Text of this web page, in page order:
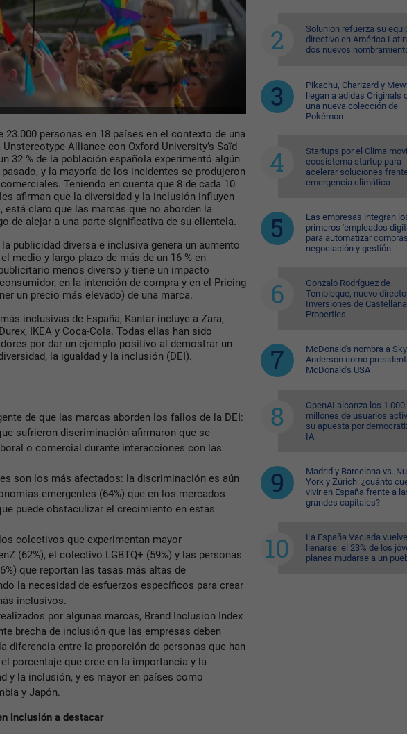
23.000 personas en 18 países en el contexto de una
Alliance con Oxford University’s Saïd
32 % de la población española experimentó algún
y la mayoría de los incidentes se produjeron
Teniendo en cuenta que 8 de cada 10
afirman que la diversidad y la inclusión influyen
está claro que las marcas que no aborden la
de alejar a una parte significativa de su clientela.
publicidad diversa e inclusiva genera un aumento
medio y largo plazo de más de un 16 % en
menos diverso y tiene un impacto
en la intención de compra y en el Pricing
un precio más elevado) de una marca.
inclusivas de España, Kantar incluye a Zara,
IKEA y Coca-Cola. Todas ellas han sido
por dar un ejemplo positivo al demostrar un
la igualdad y la inclusión (DEI).
de que las marcas aborden los fallos de la DEI:
sufrieron discriminación afirmaron que se
o comercial durante interacciones con las
son los más afectados: la discriminación es aún
emergentes (64%) que en los mercados
puede obstaculizar el crecimiento en estas
colectivos que experimentan mayor
(62%), el colectivo LGBTQ+ (59%) y las personas
que reportan las tasas más altas de
la necesidad de esfuerzos específicos para crear
inclusivos.
por algunas marcas, Brand Inclusion Index
brecha de inclusión que las empresas deben
diferencia entre la proporción de personas que han
porcentaje que cree en la importancia y la
y la inclusión, y es mayor en países como
y Japón.
inclusión a destacar
Solunion refuerza su
directivo en América
dos nuevos
Pikachu, Charizard y
llegan a adidas Originals
una nueva colección de
Pokémon
Startups por el Clima
ecosistema startup para
acelerar soluciones
emergencia climática
Las empresas integran
primeros 'empleados
para automatizar
negociación y gestión
Gonzalo Rodríguez de
Tembleque, nuevo
Inversiones de Castellana
Properties
McDonald's nombra a
Anderson como
McDonald's USA
OpenAI alcanza los 1.000
millones de usuarios
su apuesta por
IA
Madrid y Barcelona vs.
York y Zúrich: ¿cuánto
vivir en España frente a
grandes capitales?
La España Vaciada
llenarse: el 23% de los
planea mudarse a un